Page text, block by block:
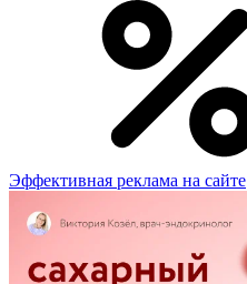
Эффективная реклама на сайте